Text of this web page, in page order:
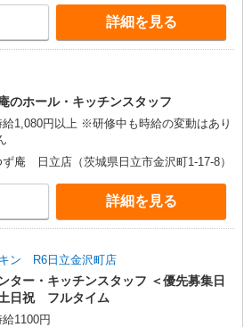
祝日：1,000円/回 通勤手当上限27,000円
事手当8,000円/月 別途支給 ★試用期間1か
（同条件）
詳細を見る
のホール・キッチンスタッフ
給1,080円以上 ※研修中も時給の変動はあり
ず庵 日立店（茨城県日立市金沢町1-17-8）
詳細を見る
ン R6日立金沢町店
ター・キッチンスタッフ ＜優先募集日
日祝 フルタイム
給1100円